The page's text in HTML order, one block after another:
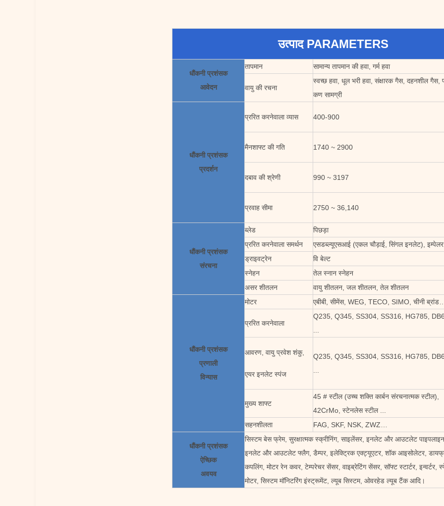
उत्पाद PARAMETERS
धौंकनी प्रशंसक
आवेदन
तापमान सामान्य तापमान की हवा, गर्म हवा
वायु की रचना
स्वच्छ हवा, धूल भरी हवा, संक्षारक गैस, दहनशील गैस,
कण सामग्री
धौंकनी प्रशंसक
प्रदर्शन
प्ररित करनेवाला व्यास 400-900
मैनशाफ्ट की गति 1740 ~ 2900
दबाव की श्रेणी 990 ~ 3197
प्रवाह सीमा 2750 ~ 36,140
धौंकनी प्रशंसक
संरचना
ब्लेड
पिछड़ा
प्ररित करनेवाला समर्थन
एसडब्ल्यूएसआई (एकल चौड़ाई, सिंगल इनलेट),
ड्राइवट्रेन
वि बेल्ट
स्नेहन
तेल स्नान स्नेहन
असर शीतलन
वायु शीतलन, जल शीतलन, तेल शीतलन
धौंकनी प्रशंसक
प्रणाली
विन्यास
मोटर एबीबी, सीमेंस, WEG, TECO, SIMO, चीनी
प्ररित करनेवाला
Q235, Q345, SS304, SS316, HG785,
आवरण, वायु प्रवेश शंकु,
एयर इनलेट स्पंज
Q235, Q345, SS304, SS316, HG785,
मुख्य शाफ्ट
45 # स्टील (उच्च शक्ति कार्बन संरचनात्मक स्टील),
42CrMo, स्टेनलेस स्टील ...
सहनशीलता
FAG, SKF, NSK, ZWZ…
धौंकनी प्रशंसक
ऐच्छिक
अवयव
सिस्टम बेस फ्रेम, सुरक्षात्मक स्क्रीनिंग, साइलेंसर, इनलेट और आउटलेट
इनलेट और आउटलेट फ्लैग, डैम्पर, इलेक्ट्रिक एक्ट्यूएटर, शॉक आइसोलेटर,
कपलिंग, मोटर रेन कवर, टेम्परेचर सेंसर, वाइब्रेटिंग सेंसर, सॉफ्ट स्टार्टर,
मोटर, सिस्टम मॉनिटरिंग इंस्ट्रूमेंट, ल्यूब सिस्टम, ओवरहेड ल्यूब टैंक आदि।